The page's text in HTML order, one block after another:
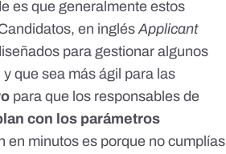
es que generalmente estos
, en inglésApplicant
para gestionar algunos
que sea más ágil para las
para que los responsables de
con los parámetros
en minutos es porque no cumplías